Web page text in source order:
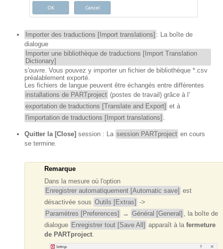
Importer des traductions [Import translations] : La boîte de
dialogue
Importer une bibliothèque de traductions [Import Translation
Dictionary]
s'ouvre. Vous pouvez y importer un fichier de bibliothèque *.csv
préalablement exporté.
Les fichiers de langue peuvent être échangés entre différentes
installations de PARTproject (postes de travail) grâce à l'
exportation de traductions [Translate and Export] et à
l'importation de traductions [Import translations] .
Quitter la [Close] session : La session PARTproject en cours
se termine.
Remarque
Dans la mesure où l'option
Enregistrer automatiquement [Automatic save] est
désactivée sous Outils [Extras] ->
Paramètres [Preferences]
→ Général [General] , la boîte de
dialogue Enregistrer tout [Save All] apparaît à la fermeture
de PARTproject.